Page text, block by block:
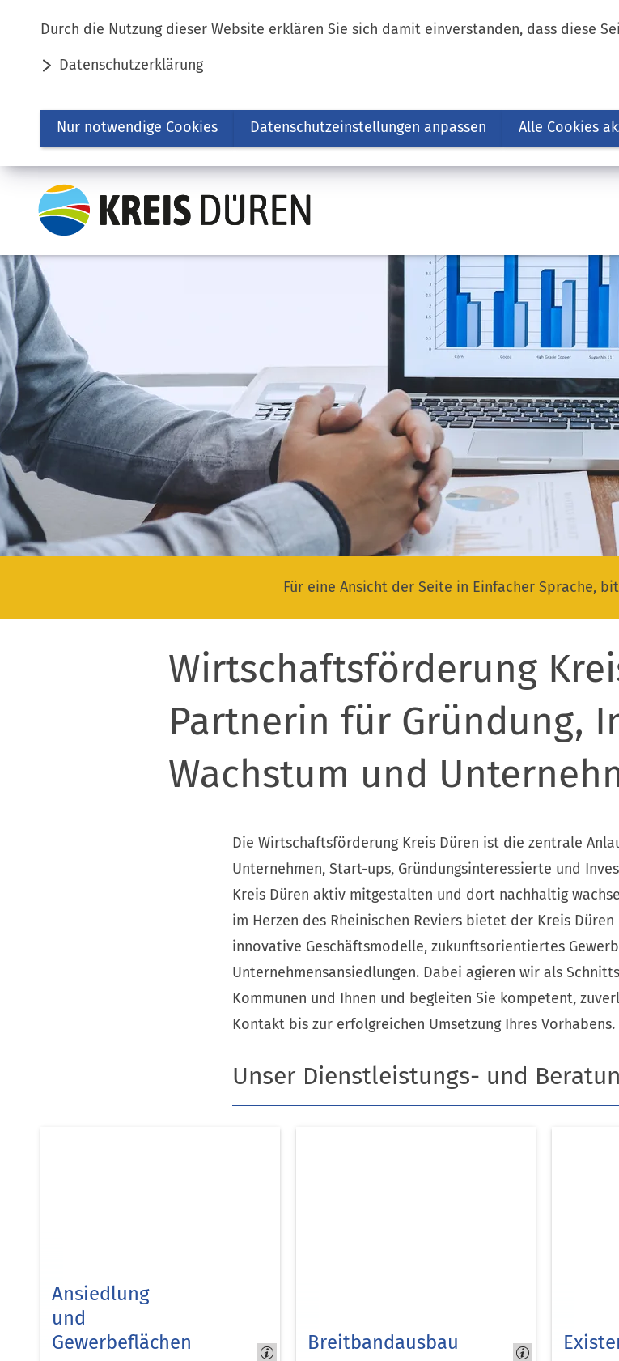
Durch die Nutzung dieser Website erklären Sie sich damit einverstanden, dass diese
Datenschutzerklärung
Nur notwendige Cookies Datenschutzeinstellungen anpassen Alle Cookies
Inhalt anspringen
Für eine Ansicht der Seite in Einfacher Sprache,
Wirtschaftsförderung
Partnerin für Gründung,
Wachstum und
Die Wirtschaftsförderung Kreis Düren ist die zentrale
Unternehmen, Start-ups, Gründungsinteressierte und
Kreis Düren aktiv mitgestalten und dort nachhaltig
im Herzen des Rheinischen Reviers bietet der Kreis
innovative Geschäftsmodelle, zukunftsorientiertes
Unternehmensansiedlungen. Dabei agieren wir als
Kommunen und Ihnen und begleiten Sie kompetent,
Kontakt bis zur erfolgreichen Umsetzung Ihres Vorhabens.
Unser Dienstleistungs- und
Ansiedlung
und
Gewerbeflächen
Breitbandausbau